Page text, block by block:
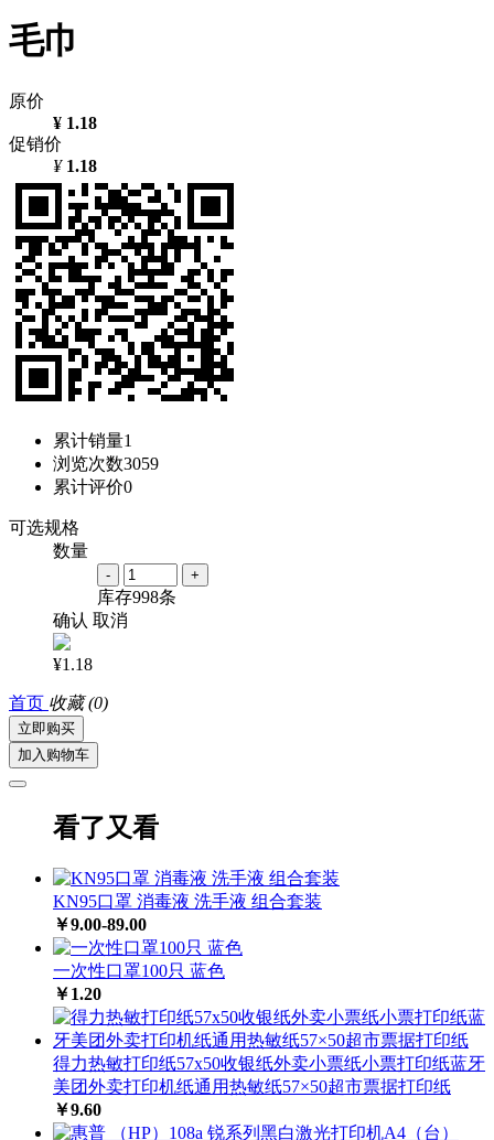
毛巾
原价
¥ 1.18
促销价
¥ 1.18
累计销量1
浏览次数3059
累计评价0
可选规格
数量
- +
库存998条
确认 取消
¥1.18
首页 收藏 (0)
立即购买
加入购物车
看了又看
KN95口罩 消毒液 洗手液 组合套装
￥9.00-89.00
一次性口罩100只 蓝色
￥1.20
得力热敏打印纸57x50收银纸外卖小票纸小票打印纸蓝牙
美团外卖打印机纸通用热敏纸57×50超市票据打印纸
￥9.60